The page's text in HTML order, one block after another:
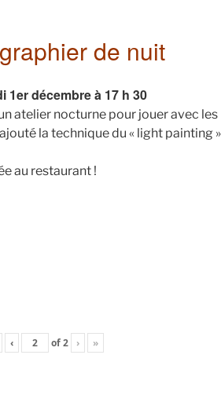
de nuit
1er décembre à 17 h 30
atelier nocturne pour jouer avec
la technique du « light painting
au restaurant !
‹ of2 › »